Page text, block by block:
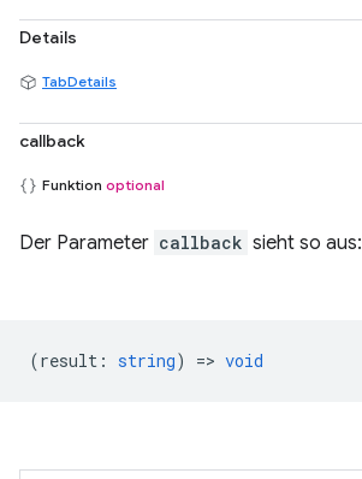
Details
TabDetails
callback
Funktion optional
Der Parameter callback sieht so aus:
(result : string) => void